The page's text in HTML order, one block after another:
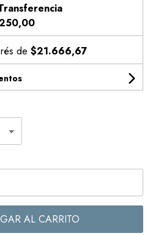
de $21.666,67
AL CARRITO